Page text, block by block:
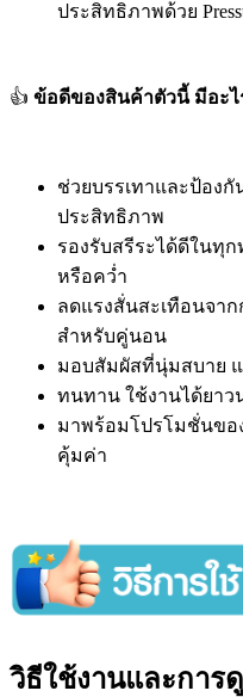
ประสิทธิภาพด้วย
👍 ข้อดีของสินค้าตัวนี้ มีอะไ
ช่วยบรรเทาและป้อง
ประสิทธิภาพ
รองรับสรีระได้ดีในทุ
หรือคว่ำ
ลดแรงสั่นสะเทือนจา
สำหรับคู่นอน
มอบสัมผัสที่นุ่มสบาย แ
ทนทาน ใช้งานได้ยาว
มาพร้อมโปรโมชั่นขอ
คุ้มค่า
วิธีใช้งานและการ